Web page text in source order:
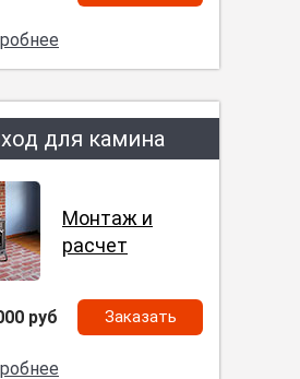
для камина
Монтаж и
расчет
руб Заказать